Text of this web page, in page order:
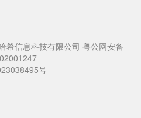
希信息科技有限公司 粤公网安备
号